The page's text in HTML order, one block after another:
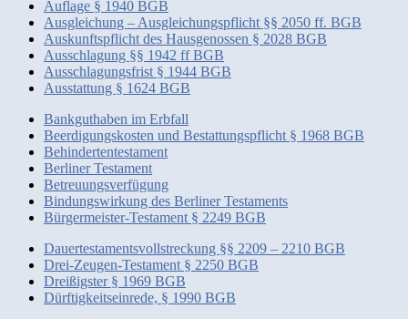
Auflage § 1940 BGB
Ausgleichung – Ausgleichungspflicht §§ 2050 ff. BGB
Auskunftspflicht des Hausgenossen § 2028 BGB
Ausschlagung §§ 1942 ff BGB
Ausschlagungsfrist § 1944 BGB
Ausstattung § 1624 BGB
Bankguthaben im Erbfall
Beerdigungskosten und Bestattungspflicht § 1968 BGB
Behindertentestament
Berliner Testament
Betreuungsverfügung
Bindungswirkung des Berliner Testaments
Bürgermeister-Testament § 2249 BGB
Dauertestamentsvollstreckung §§ 2209 – 2210 BGB
Drei-Zeugen-Testament § 2250 BGB
Dreißigster § 1969 BGB
Dürftigkeitseinrede, § 1990 BGB